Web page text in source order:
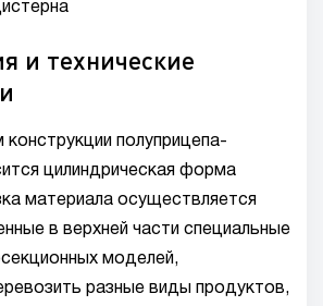
и технические
конструкции полуприцепа-
цилиндрическая форма
материала осуществляется
в верхней части специальные
моделей,
разные виды продуктов,